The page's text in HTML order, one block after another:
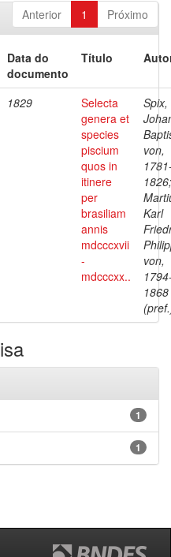
Anterior 1 Próximo
Data do
documento
Título
1829
Selecta
genera et
species
piscium
quos in
itinere
per
brasiliam
annis
mdcccxvii
-
mdcccxx..
Spix,
von,
1826;
Karl
von,
1868
1
1